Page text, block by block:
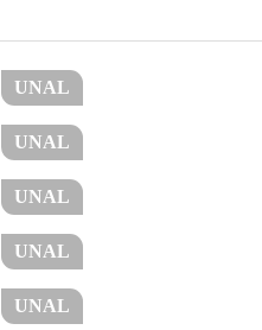
UNAL
UNAL
UNAL
UNAL
UNAL